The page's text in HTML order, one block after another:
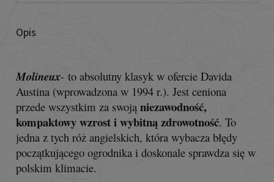
Opis
Molineux- to absolutny klasyk w ofercie Davida
Austina (wprowadzona w 1994 r.). Jest ceniona
przede wszystkim za swoją niezawodność,
kompaktowy wzrost i wybitną zdrowotność. To
jedna z tych róż angielskich, która wybacza błędy
początkującego ogrodnika i doskonale sprawdza się w
polskim klimacie.